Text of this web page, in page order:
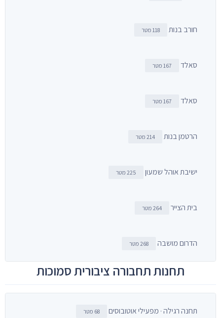
חורב בנות 118 מטר
סאלד 167 מטר
סאלד 167 מטר
הרטמן בנות 214 מטר
ישיבת אוהל שמעון 225 מטר
בית הצייר 264 מטר
הדרום מושבה 268 מטר
תחנות תחבורה ציבורית סמוכות
תחנה רגילה · מפעילי אוטובוסים 68 מטר